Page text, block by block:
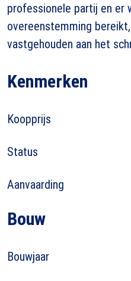
professionele partij en er
overeenstemming
vastgehouden aan het
Kenmerken
Koopprijs
Status
Aanvaarding
Bouw
Bouwjaar